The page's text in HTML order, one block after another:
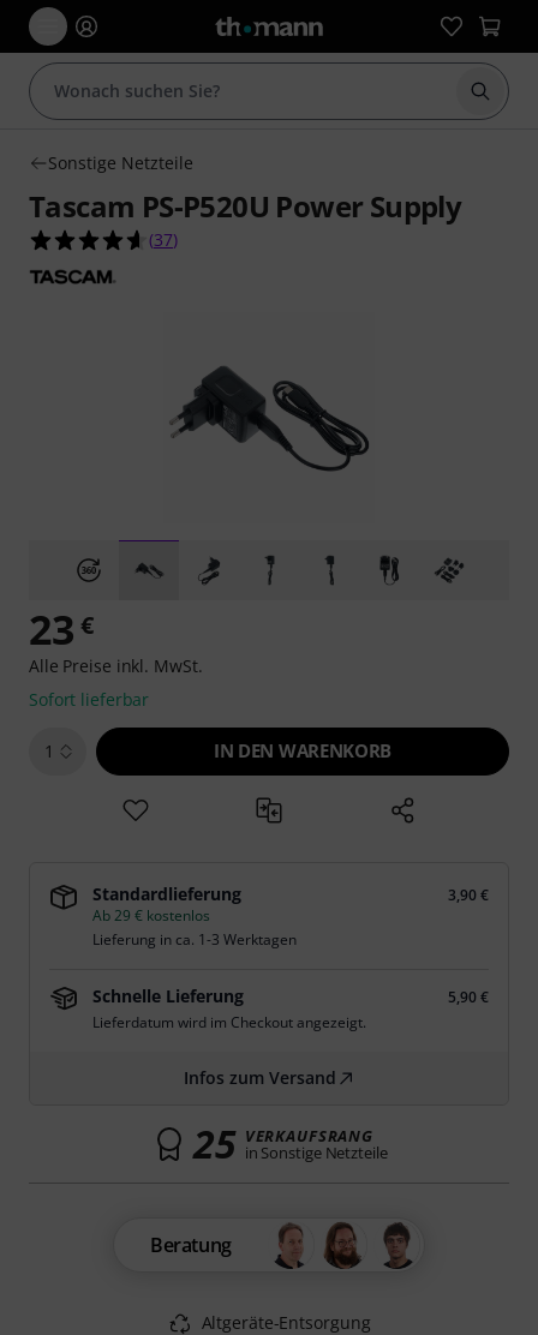
Suche
Sonstige Netzteile
Tascam PS-P520U Power Supply
4.6 von 5 Sternen aus 37 Kundenbewertungen
(37)
23 €
Alle Preise inkl. MwSt.
Sofort lieferbar
1 IN DEN WARENKORB
Standardlieferung
3,90 €
Ab 29 € kostenlos
Lieferung in ca. 1-3 Werktagen
Schnelle Lieferung
5,90 €
Lieferdatum wird im Checkout angezeigt.
Infos zum Versand
25 VERKAUFSRANG
in Sonstige Netzteile
Beratung
Altgeräte-Entsorgung